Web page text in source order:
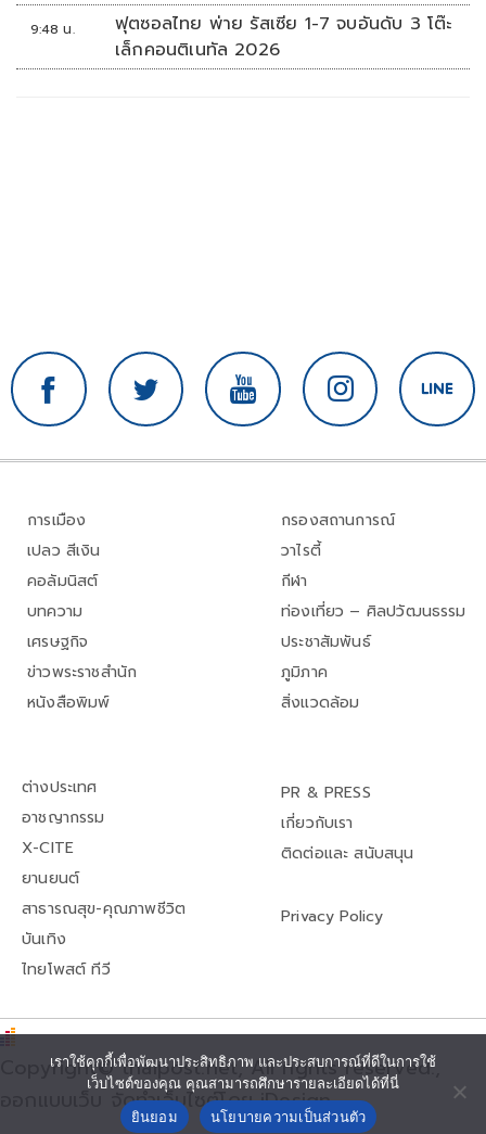
9:48 น.
ฟุตซอลไทย พ่าย รัสเซีย 1-7 จบอันดับ 3 โต๊ะ
เล็กคอนติเนทัล 2026
การเมือง
เปลว สีเงิน
คอลัมนิสต์
บทความ
เศรษฐกิจ
ข่าวพระราชสำนัก
หนังสือพิมพ์
กรองสถานการณ์
วาไรตี้
กีฬา
ท่องเที่ยว – ศิลปวัฒนธรรม
ประชาสัมพันธ์
ภูมิภาค
สิ่งแวดล้อม
ต่างประเทศ
อาชญากรรม
X-CITE
ยานยนต์
สาธารณสุข-คุณภาพชีวิต
บันเทิง
ไทยโพสต์ ทีวี
PR & PRESS
เกี่ยวกับเรา
ติดต่อและ สนับสนุน
Privacy Policy
Copyright© thaipost.net, All rights reserved.,
ออกแบบเว็บ จัดทำเว็บไซต์โดย iDesign
เราใช้คุกกี้เพื่อพัฒนาประสิทธิภาพ และประสบการณ์ที่ดีในการใช้
เว็บไซต์ของคุณ คุณสามารถศึกษารายละเอียดได้ที่นี่
ยินยอม
นโยบายความเป็นส่วนตัว